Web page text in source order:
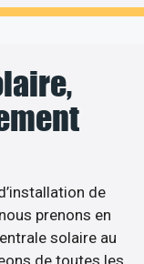
de
prenons en
solaire au
de toutes les